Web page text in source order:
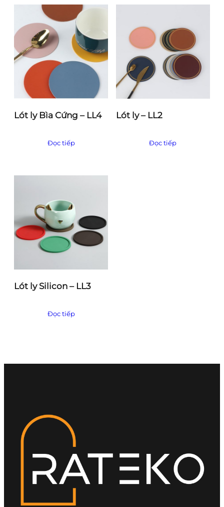
Lót ly Bìa Cứng – LL4
Đọc tiếp
Lót ly – LL2
Đọc tiếp
Lót ly Silicon – LL3
Đọc tiếp